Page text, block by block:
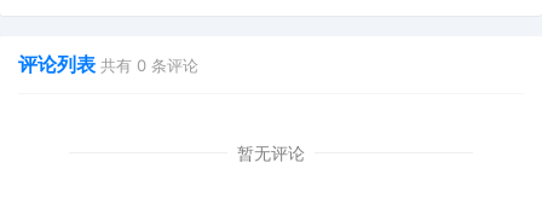
评论列表 共有 0 条评论
暂无评论